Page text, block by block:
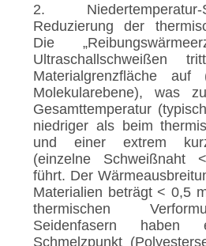
2. Niedertemperatur-
Reduzierung der
Die
Materialgrenzfläche auf
Molekularebene), was
Gesamttemperatur
niedriger als beim
und einer extrem
(einzelne Schweißnaht
führt. Der
Materialien beträgt < 0,5
thermischen
Seidenfasern haben
Schmelzpunkt